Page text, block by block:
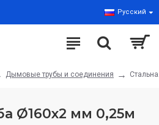
Русский
Дымовые трубы и соединения
Ø160х2 мм 0,25м